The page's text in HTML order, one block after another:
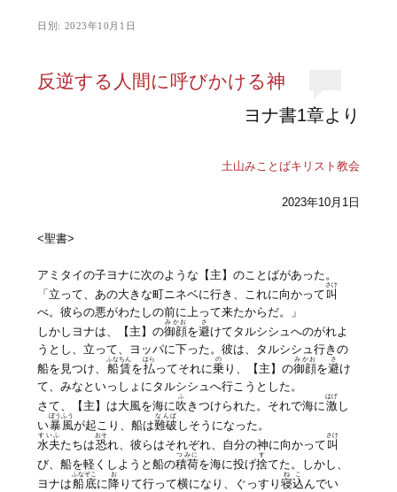
日別: 2023年10月1日
反逆する人間に呼びかける神
ヨナ書1章より
土山みことばキリスト教会
2023年10月1日
<聖書>
アミタイの子ヨナに次のような【主】のことばがあった。
「立って、あの大きな町ニネベに行き、これに向かって 叫
さけ
べ。彼らの悪がわたしの前に上って来たからだ。」
しかしヨナは、【主】の御顔
みかお
を避
さ
けてタルシシュへのがれよ
うとし、立って、ヨッパに下った。彼は、タルシシュ行きの
船を見つけ、 船賃
ふなちん
を払
はら
ってそれに乗
の
り、【主】の御顔
みかお
を避
さ
け
て、みなといっしょにタルシシュへ行こうとした。
さて、【主】は大風を海に吹
ふ
きつけられた。それで海に激
はげ
し
い暴風
ぼうふう
が起こり、船は難破
なんぱ
しそうになった。
水夫
すいふ
たちは恐
おそ
れ、彼らはそれぞれ、自分の神に向かって 叫
さけ
び、船を軽くしようと船の積荷
つみに
を海に投げ捨
す
てた。しかし、
ヨナは船底
ふなぞこ
に降
お
りて行って横になり、ぐっすり寝込
ねこ
んでい